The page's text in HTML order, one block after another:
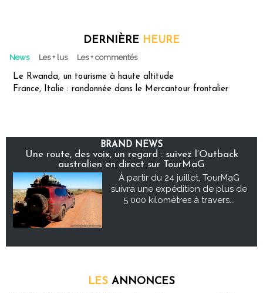
DERNIÈRE HEURE
News Les + lus Les + commentés
Le Rwanda, un tourisme à haute altitude
France, Italie : randonnée dans le Mercantour frontalier
BRAND NEWS
Une route, des voix, un regard : suivez l’Outback
australien en direct sur TourMaG
À partir du 24 juillet, TourMaG
suivra une expédition de plus de
5 000 kilomètres à travers...
LES ANNONCES